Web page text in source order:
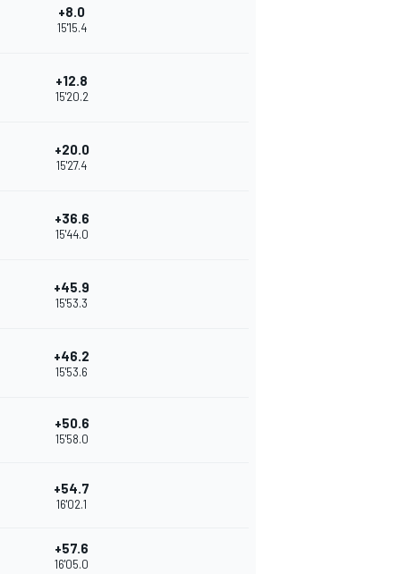
+8.0
15'15.4
+12.8
15'20.2
+20.0
15'27.4
+36.6
15'44.0
+45.9
15'53.3
+46.2
15'53.6
+50.6
15'58.0
+54.7
16'02.1
+57.6
16'05.0